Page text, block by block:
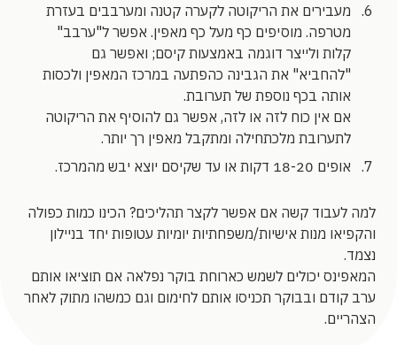
מעבירים את הריקוטה לקערה קטנה ומערבבים בעזרת
מטרפה. מוסיפים כף מעל כף מאפין. אפשר ל"ערבב"
קלות ולייצר דוגמה באמצעות קיסם; ואפשר גם
"להחביא" את הגבינה כהפתעה במרכז המאפין ולכסות
אותה בכף נוספת של תערובת.
אם אין כוח לזה או לזה, אפשר גם להוסיף את הריקוטה
לתערובת מלכתחילה ומתקבל מאפין רך יותר.
אופים 18-20 דקות או עד שקיסם יוצא יבש מהמרכז.
למה לעבוד קשה אם אפשר לקצר תהליכים? הכינו כמות כפולה
והקפיאו מנות אישיות/משפחתיות יומיות עטופות יחד בניילון
נצמד.
המאפינס יכולים לשמש כארוחת בוקר נפלאה אם תוציאו אותם
ערב קודם ובבוקר תכניסו אותם לחימום וגם כמשהו מתוק לאחר
הצהריים.